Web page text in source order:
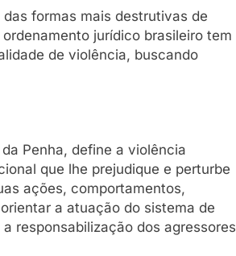
formas mais destrutivas de
jurídico brasileiro tem
de violência, buscando
Penha, define a violência
que lhe prejudique e perturbe
ações, comportamentos,
a atuação do sistema de
responsabilização dos